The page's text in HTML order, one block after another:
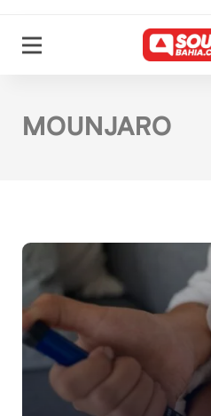
MOUNJARO